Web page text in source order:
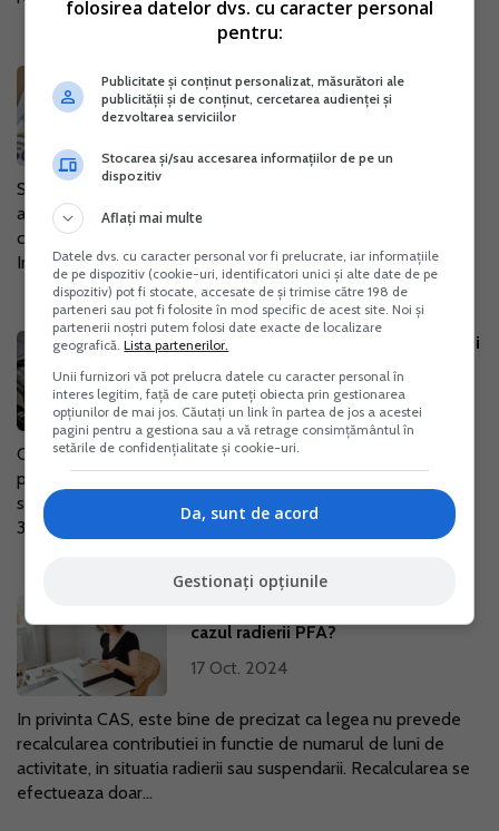
Achizitia de marfuri pe numele
persoanei fizice, pentru PFA: Doua
optiuni de avut in vedere
21 Oct. 2024
Situatia pe care o descriem mai jos, in care o PFA doreste sa
achizitioneze marfa din Germania, dar furnizorul vinde doar
catre persoane fizice, genereaza anumite complicatii fiscale.
Intrebare: "O...
Drepturi de autor: Ce obligatie aveti
la depasirea plafonului de scutire
de 300.000 de lei
18 Oct. 2024
Contribuabilii care realizeaza venituri din drepturi de
proprietate intelectuala au obligatia de a se inregistra in
scopuri de TVA la depasirea plafonului de scutire de
300.000 de lei prevazut in...
cazul radierii PFA?
17 Oct. 2024
In privinta CAS, este bine de precizat ca legea nu prevede
recalcularea contributiei in functie de numarul de luni de
activitate, in situatia radierii sau suspendarii. Recalcularea se
efectueaza doar...
folosirea datelor dvs. cu caracter personal
pentru:
Publicitate și conținut personalizat, măsurători ale
publicității și de conținut, cercetarea audienței și
dezvoltarea serviciilor
Stocarea și/sau accesarea informațiilor de pe un
dispozitiv
Aflați mai multe
Datele dvs. cu caracter personal vor fi prelucrate, iar informațiile
de pe dispozitiv (cookie-uri, identificatori unici și alte date de pe
dispozitiv) pot fi stocate, accesate de și trimise către 198 de
parteneri sau pot fi folosite în mod specific de acest site. Noi și
partenerii noștri putem folosi date exacte de localizare
geografică.Lista partenerilor.
Unii furnizori vă pot prelucra datele cu caracter personal în
interes legitim, față de care puteți obiecta prin gestionarea
opțiunilor de mai jos. Căutați un link în partea de jos a acestei
pagini pentru a gestiona sau a vă retrage consimțământul în
setările de confidențialitate și cookie-uri.
Da, sunt de acord
Gestionați opțiunile